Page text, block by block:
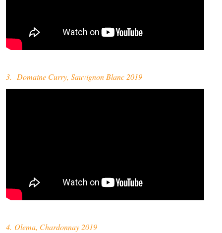
3. Domaine Curry, Sauvignon Blanc 2019
4. Olema, Chardonnay 2019